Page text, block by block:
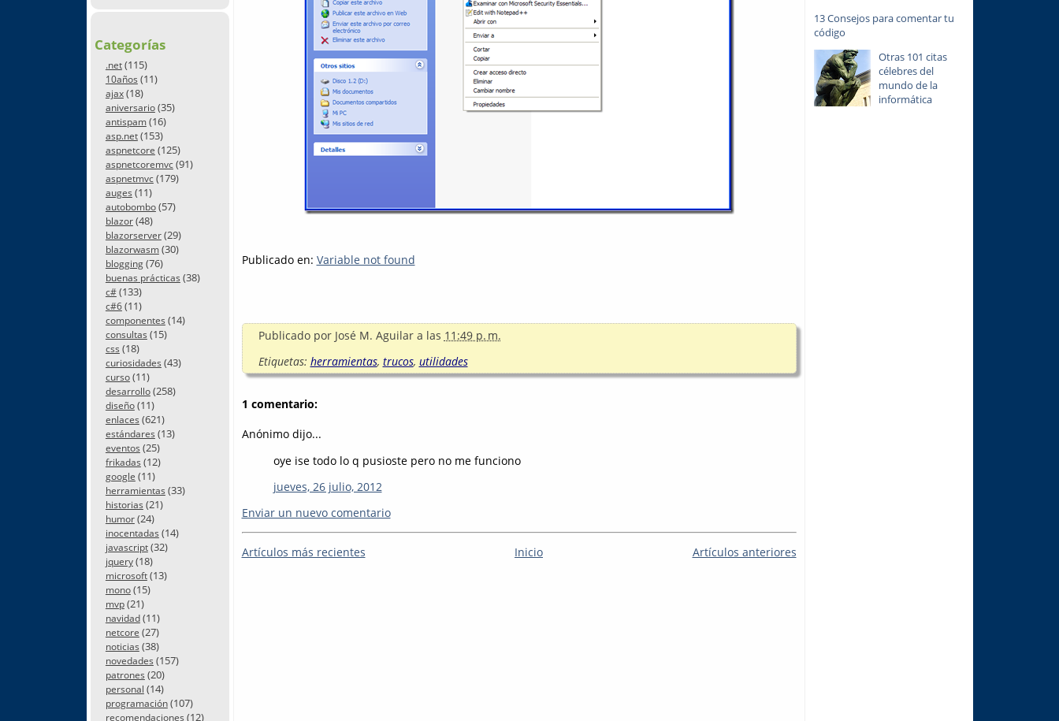
Categorías
.net(115)
10años (11)
ajax(18)
aniversario(35)
antispam(16)
asp.net(153)
aspnetcore (125)
aspnetcoremvc(91)
aspnetmvc(179)
auges (11)
autobombo(57)
blazor(48)
blazorserver(29)
blazorwasm(30)
blogging(76)
buenas prácticas (38)
c#(133)
c#6(11)
componentes (14)
consultas (15)
css (18)
curiosidades (43)
curso(11)
desarrollo(258)
diseño(11)
enlaces (621)
estándares (13)
eventos (25)
frikadas (12)
google (11)
herramientas (33)
historias (21)
humor(24)
inocentadas (14)
javascript(32)
jquery(18)
microsoft(13)
mono(15)
mvp(21)
navidad(11)
netcore (27)
noticias (38)
novedades (157)
patrones (20)
personal (14)
programación(107)
recomendaciones (12)
Publicado en: Variable not found
Publicado por José M. Aguilar a las 11:49 p. m.
Etiquetas: herramientas, trucos, utilidades
1 comentario:
Anónimo dijo...
oye ise todo lo q pusioste pero no me funciono
jueves, 26 julio, 2012
Enviar un nuevo comentario
Artículos más recientes Artículos anteriores
Inicio
13 Consejos para comentar tu
código
Otras 101 citas
célebres del
mundo de la
informática